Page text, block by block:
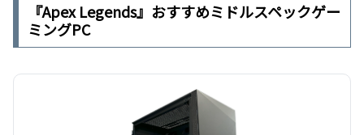
『Apex Legends』おすすめミドルスペックゲー
ミングPC